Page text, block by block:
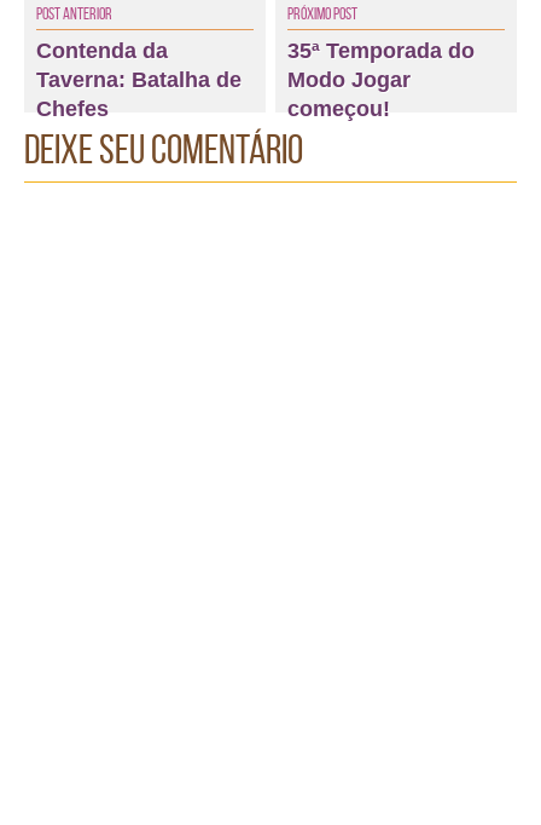
Post Anterior
Contenda da
Taverna: Batalha de
Chefes
Próximo Post
35ª Temporada do
Modo Jogar
começou!
Deixe seu comentário